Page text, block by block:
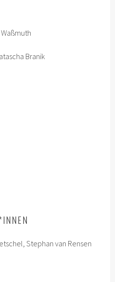
Branik
Stephan van Rensen